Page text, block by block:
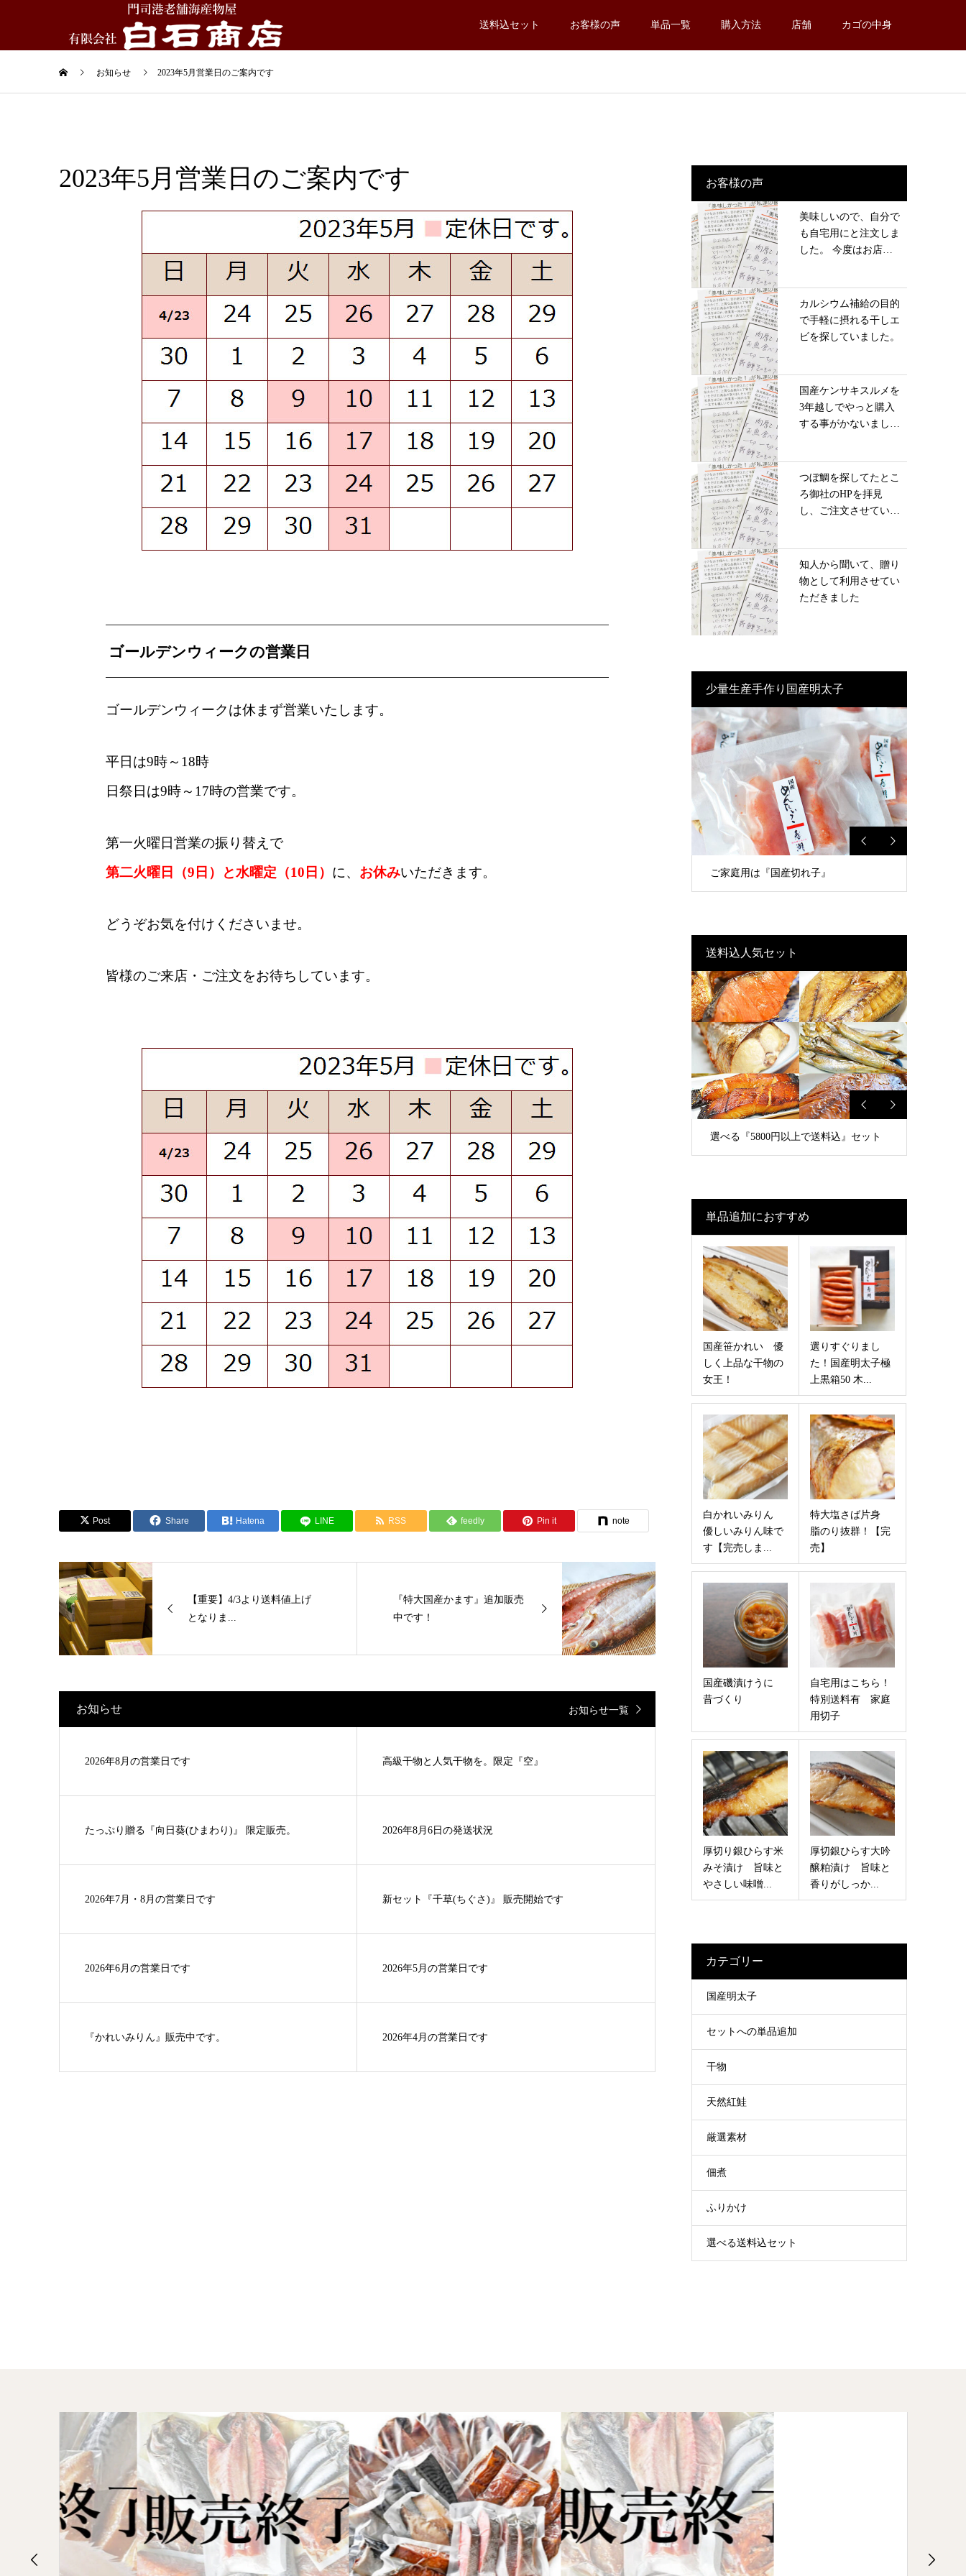
送料込セット お客様の声 単品一覧 購入方法 店舗 カゴの中身
お知らせ 2023年5月営業日のご案内です
2023年5月営業日のご案内です
ゴールデンウィークの営業日
ゴールデンウィークは休まず営業いたします。
平日は9時～18時
日祭日は9時～17時の営業です。
第一火曜日営業の振り替えで
第二火曜日（9日）と水曜定（10日） に、 お休みいただきます。
どうぞお気を付けくださいませ。
皆様のご来店・ご注文をお待ちしています。
Post Share Hatena LINE RSS feedly Pin it note
【重要】4/3より送料値上げ
となりま...
『特大国産かます』追加販売
中です！
お知らせ お知らせ一覧
2026年8月の営業日です 高級干物と人気干物を。限定『空』
たっぷり贈る『向日葵(ひまわり)』 限定販売。 2026年8月6日の発送状況
2026年7月・8月の営業日です 新セット『千草(ちぐさ)』 販売開始です
2026年6月の営業日です 2026年5月の営業日です
『かれいみりん』販売中です。 2026年4月の営業日です
お客様の声
美味しいので、自分で
も自宅用にと注文しま
した。 今度はお店
カルシウム補給の目的
で手軽に摂れる干しエ
ビを探していました。
国産ケンサキスルメを
3年越しでやっと購入
する事がかないまし
つぼ鯛を探してたとこ
ろ御社のHPを拝見
し、ご注文させていた
知人から聞いて、贈り
物として利用させてい
ただきました
少量生産手作り国産明太子
ご家庭用は『国産切れ子』
送料込人気セット
選べる『5800円以上で送料込』セット
単品追加におすすめ
国産笹かれい 優
しく上品な干物の
女王！
選りすぐりまし
た！国産明太子極
上黒箱50 木...
白かれいみりん
優しいみりん味で
す【完売しま...
特大塩さば片身
脂のり抜群！【完
売】
国産磯漬けうに
昔づくり
自宅用はこちら！
特別送料有 家庭
用切子
厚切り銀ひらす米
みそ漬け 旨味と
やさしい味噌...
厚切銀ひらす大吟
醸粕漬け 旨味と
香りがしっか...
カテゴリー
国産明太子
セットへの単品追加
干物
天然紅鮭
厳選素材
佃煮
ふりかけ
選べる送料込セット